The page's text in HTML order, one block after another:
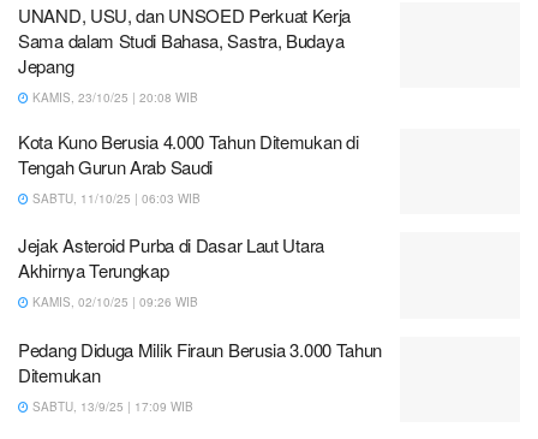
UNAND, USU, dan UNSOED Perkuat Kerja
Sama dalam Studi Bahasa, Sastra, Budaya
Jepang
KAMIS, 23/10/25 | 20:08 WIB
Kota Kuno Berusia 4.000 Tahun Ditemukan di
Tengah Gurun Arab Saudi
SABTU, 11/10/25 | 06:03 WIB
Jejak Asteroid Purba di Dasar Laut Utara
Akhirnya Terungkap
KAMIS, 02/10/25 | 09:26 WIB
Pedang Diduga Milik Firaun Berusia 3.000 Tahun
Ditemukan
SABTU, 13/9/25 | 17:09 WIB